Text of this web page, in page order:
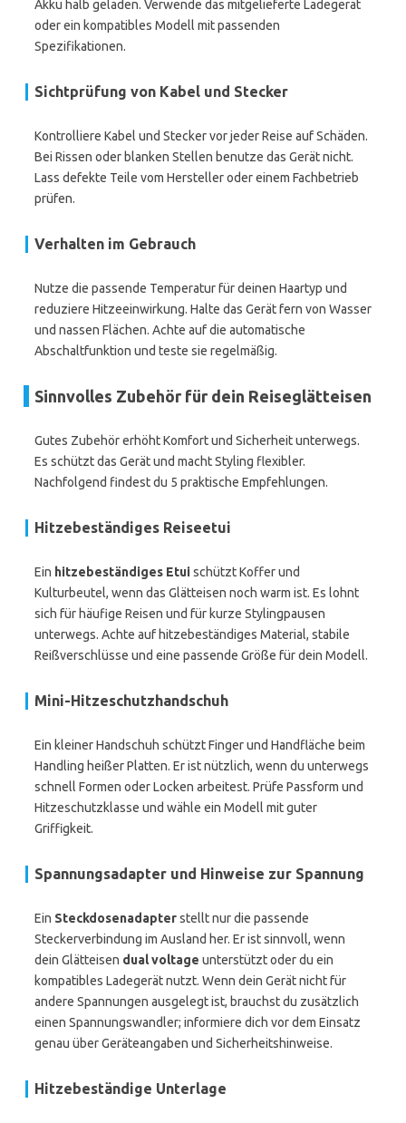
Akku halb geladen. Verwende das mitgelieferte Ladegerät
oder ein kompatibles Modell mit passenden
Spezifikationen.
Sichtprüfung von Kabel und Stecker
Kontrolliere Kabel und Stecker vor jeder Reise auf Schäden.
Bei Rissen oder blanken Stellen benutze das Gerät nicht.
Lass defekte Teile vom Hersteller oder einem Fachbetrieb
prüfen.
Verhalten im Gebrauch
Nutze die passende Temperatur für deinen Haartyp und
reduziere Hitzeeinwirkung. Halte das Gerät fern von Wasser
und nassen Flächen. Achte auf die automatische
Abschaltfunktion und teste sie regelmäßig.
Sinnvolles Zubehör für dein Reiseglätteisen
Gutes Zubehör erhöht Komfort und Sicherheit unterwegs.
Es schützt das Gerät und macht Styling flexibler.
Nachfolgend findest du 5 praktische Empfehlungen.
Hitzebeständiges Reiseetui
Ein hitzebeständiges Etuischützt Koffer und
Kulturbeutel, wenn das Glätteisen noch warm ist. Es lohnt
sich für häufige Reisen und für kurze Stylingpausen
unterwegs. Achte auf hitzebeständiges Material, stabile
Reißverschlüsse und eine passende Größe für dein Modell.
Mini-Hitzeschutzhandschuh
Ein kleiner Handschuh schützt Finger und Handfläche beim
Handling heißer Platten. Er ist nützlich, wenn du unterwegs
schnell Formen oder Locken arbeitest. Prüfe Passform und
Hitzeschutzklasse und wähle ein Modell mit guter
Griffigkeit.
Spannungsadapter und Hinweise zur Spannung
Ein Steckdosenadapterstellt nur die passende
Steckerverbindung im Ausland her. Er ist sinnvoll, wenn
dein Glätteisen dual voltage unterstützt oder du ein
kompatibles Ladegerät nutzt. Wenn dein Gerät nicht für
andere Spannungen ausgelegt ist, brauchst du zusätzlich
einen Spannungswandler; informiere dich vor dem Einsatz
genau über Geräteangaben und Sicherheitshinweise.
Hitzebeständige Unterlage